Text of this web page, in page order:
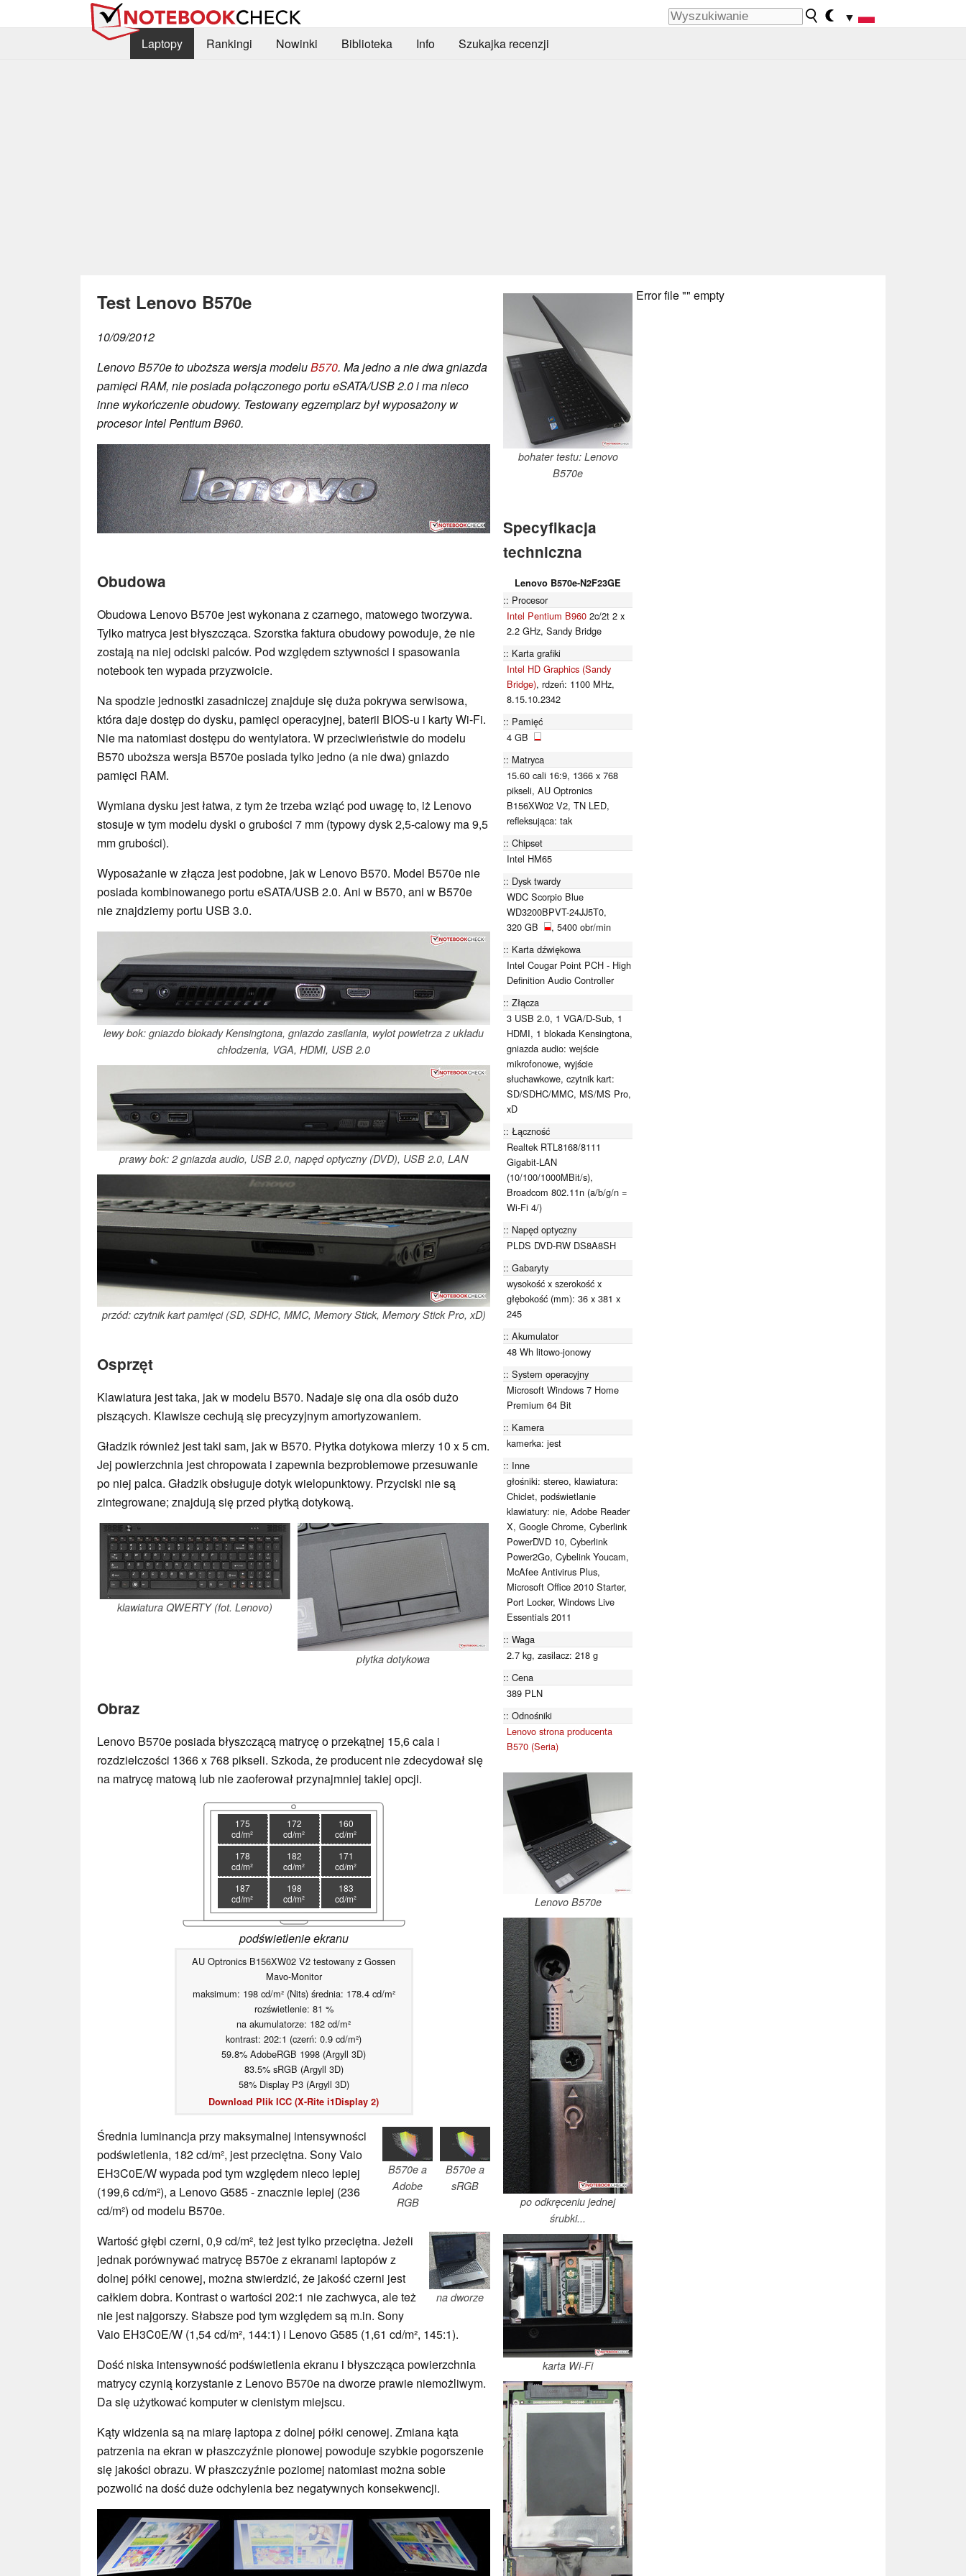
▼
Laptopy
Rankingi Nowinki Biblioteka Info Szukajka recenzji
Test Lenovo B570e
10/09/2012
Lenovo B570e to uboższa wersja modeluB570. Ma jedno a nie dwa gniazda
pamięci RAM, nie posiada połączonego portu eSATA/USB 2.0 i ma nieco
inne wykończenie obudowy. Testowany egzemplarz był wyposażony w
procesor Intel Pentium B960.
Obudowa
Obudowa Lenovo B570e jest wykonana z czarnego, matowego tworzywa.
Tylko matryca jest błyszcząca. Szorstka faktura obudowy powoduje, że nie
zostają na niej odciski palców. Pod względem sztywności i spasowania
notebook ten wypada przyzwoicie.
Na spodzie jednostki zasadniczej znajduje się duża pokrywa serwisowa,
która daje dostęp do dysku, pamięci operacyjnej, baterii BIOS-u i karty Wi-Fi.
Nie ma natomiast dostępu do wentylatora. W przeciwieństwie do modelu
B570 uboższa wersja B570e posiada tylko jedno (a nie dwa) gniazdo
pamięci RAM.
Wymiana dysku jest łatwa, z tym że trzeba wziąć pod uwagę to, iż Lenovo
stosuje w tym modelu dyski o grubości 7 mm (typowy dysk 2,5-calowy ma 9,5
mm grubości).
Wyposażanie w złącza jest podobne, jak w Lenovo B570. Model B570e nie
posiada kombinowanego portu eSATA/USB 2.0. Ani w B570, ani w B570e
nie znajdziemy portu USB 3.0.
lewy bok: gniazdo blokady Kensingtona, gniazdo zasilania, wylot powietrza z układu
chłodzenia, VGA, HDMI, USB 2.0
prawy bok: 2 gniazda audio, USB 2.0, napęd optyczny (DVD), USB 2.0, LAN
przód: czytnik kart pamięci (SD, SDHC, MMC, Memory Stick, Memory Stick Pro, xD)
Osprzęt
Klawiatura jest taka, jak w modelu B570. Nadaje się ona dla osób dużo
piszących. Klawisze cechują się precyzyjnym amortyzowaniem.
Gładzik również jest taki sam, jak w B570. Płytka dotykowa mierzy 10 x 5 cm.
Jej powierzchnia jest chropowata i zapewnia bezproblemowe przesuwanie
po niej palca. Gładzik obsługuje dotyk wielopunktowy. Przyciski nie są
zintegrowane; znajdują się przed płytką dotykową.
klawiatura QWERTY (fot. Lenovo)
płytka dotykowa
Obraz
Lenovo B570e posiada błyszczącą matrycę o przekątnej 15,6 cala i
rozdzielczości 1366 x 768 pikseli. Szkoda, że producent nie zdecydował się
na matrycę matową lub nie zaoferował przynajmniej takiej opcji.
175
cd/m²
172
cd/m²
160
cd/m²
178
cd/m²
182
cd/m²
171
cd/m²
187
cd/m²
198
cd/m²
183
cd/m²
podświetlenie ekranu
AU Optronics B156XW02 V2 testowany z Gossen
Mavo-Monitor
maksimum: 198 cd/m² (Nits) średnia: 178.4 cd/m²
rozświetlenie: 81 %
na akumulatorze: 182 cd/m²
kontrast: 202:1 (czerń: 0.9 cd/m²)
59.8% AdobeRGB 1998 (Argyll 3D)
83.5% sRGB (Argyll 3D)
58% Display P3 (Argyll 3D)
Download Plik ICC (X-Rite i1Display 2)
B570e a
Adobe
RGB
B570e a
sRGB
Średnia luminancja przy maksymalnej intensywności
podświetlenia, 182 cd/m², jest przeciętna. Sony Vaio
EH3C0E/W wypada pod tym względem nieco lepiej
(199,6 cd/m²), a Lenovo G585 - znacznie lepiej (236
cd/m²) od modelu B570e.
na dworze
Wartość głębi czerni, 0,9 cd/m², też jest tylko przeciętna. Jeżeli
jednak porównywać matrycę B570e z ekranami laptopów z
dolnej półki cenowej, można stwierdzić, że jakość czerni jest
całkiem dobra. Kontrast o wartości 202:1 nie zachwyca, ale też
nie jest najgorszy. Słabsze pod tym względem są m.in. Sony
Vaio EH3C0E/W (1,54 cd/m², 144:1) i Lenovo G585 (1,61 cd/m², 145:1).
Dość niska intensywność podświetlenia ekranu i błyszcząca powierzchnia
matrycy czynią korzystanie z Lenovo B570e na dworze prawie niemożliwym.
Da się użytkować komputer w cienistym miejscu.
Kąty widzenia są na miarę laptopa z dolnej półki cenowej. Zmiana kąta
patrzenia na ekran w płaszczyźnie pionowej powoduje szybkie pogorszenie
się jakości obrazu. W płaszczyźnie poziomej natomiast można sobie
pozwolić na dość duże odchylenia bez negatywnych konsekwencji.
bohater testu: Lenovo
B570e
Specyfikacja
techniczna
Lenovo B570e-N2F23GE
Procesor
Intel Pentium B960 2c/2t 2 x
2.2 GHz, Sandy Bridge
Karta grafiki
Intel HD Graphics (Sandy
Bridge), rdzeń: 1100 MHz,
8.15.10.2342
Pamięć
4 GB
Matryca
15.60 cali 16:9, 1366 x 768
pikseli, AU Optronics
B156XW02 V2, TN LED,
refleksująca: tak
Chipset
Intel HM65
Dysk twardy
WDC Scorpio Blue
WD3200BPVT-24JJ5T0,
320 GB
, 5400 obr/min
Karta dźwiękowa
Intel Cougar Point PCH - High
Definition Audio Controller
Złącza
3 USB 2.0, 1 VGA/D-Sub, 1
HDMI, 1 blokada Kensingtona,
gniazda audio: wejście
mikrofonowe, wyjście
słuchawkowe, czytnik kart:
SD/SDHC/MMC, MS/MS Pro,
xD
Łączność
Realtek RTL8168/8111
Gigabit-LAN
(10/100/1000MBit/s),
Broadcom 802.11n (a/b/g/n =
Wi-Fi 4/)
Napęd optyczny
PLDS DVD-RW DS8A8SH
Gabaryty
wysokość x szerokość x
głębokość (mm): 36 x 381 x
245
Akumulator
48 Wh litowo-jonowy
System operacyjny
Microsoft Windows 7 Home
Premium 64 Bit
Kamera
kamerka: jest
Inne
głośniki: stereo, klawiatura:
Chiclet, podświetlanie
klawiatury: nie, Adobe Reader
X, Google Chrome, Cyberlink
PowerDVD 10, Cyberlink
Power2Go, Cybelink Youcam,
McAfee Antivirus Plus,
Microsoft Office 2010 Starter,
Port Locker, Windows Live
Essentials 2011
Waga
2.7 kg, zasilacz: 218 g
Cena
389 PLN
Odnośniki
Lenovo strona producenta
B570 (Seria)
Lenovo B570e
po odkręceniu jednej
śrubki...
karta Wi-Fi
Error file "" empty